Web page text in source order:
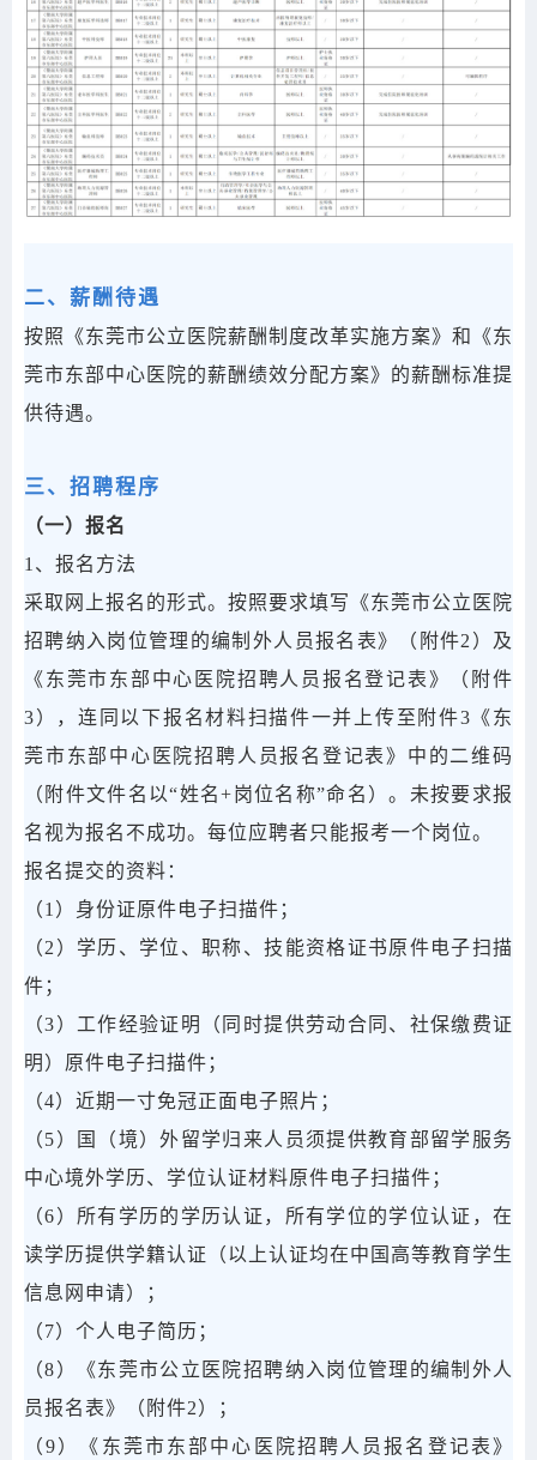
二、薪酬待遇
按照《东莞市公立医院薪酬制度改革实施方案》和《东
莞市东部中心医院的薪酬绩效分配方案》的薪酬标准提
供待遇。
三、招聘程序
（一）报名
1、报名方法
采取网上报名的形式。按照要求填写《东莞市公立医院
招聘纳入岗位管理的编制外人员报名表》（附件2）及
《东莞市东部中心医院招聘人员报名登记表》（附件
3），连同以下报名材料扫描件一并上传至附件3《东
莞市东部中心医院招聘人员报名登记表》中的二维码
（附件文件名以“姓名+岗位名称”命名）。未按要求报
名视为报名不成功。每位应聘者只能报考一个岗位。
报名提交的资料：
（1）身份证原件电子扫描件；
（2）学历、学位、职称、技能资格证书原件电子扫描
件；
（3）工作经验证明（同时提供劳动合同、社保缴费证
明）原件电子扫描件；
（4）近期一寸免冠正面电子照片；
（5）国（境）外留学归来人员须提供教育部留学服务
中心境外学历、学位认证材料原件电子扫描件；
（6）所有学历的学历认证，所有学位的学位认证，在
读学历提供学籍认证（以上认证均在中国高等教育学生
信息网申请）；
（7）个人电子简历；
（8）《东莞市公立医院招聘纳入岗位管理的编制外人
员报名表》（附件2）；
（9）《东莞市东部中心医院招聘人员报名登记表》